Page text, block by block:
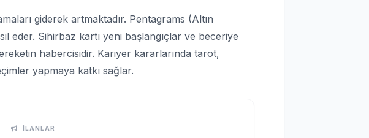
giderek artmaktadır. Pentagrams (Altın
eder. Sihirbaz kartı yeni başlangıçlar ve beceriye
habercisidir. Kariyer kararlarında tarot,
yapmaya katkı sağlar.
İLANLAR